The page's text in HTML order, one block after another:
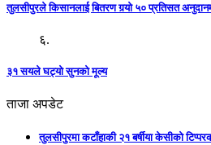
तुलसीपुरले किसानलाई बितरण गर्‍यो ५० प्रतिसत
६.
३१ सयले घट्यो सुनको मूल्य
ताजा अपडेट
तुलसीपुरमा कटाँहाकी २१ बर्षीया केसीको